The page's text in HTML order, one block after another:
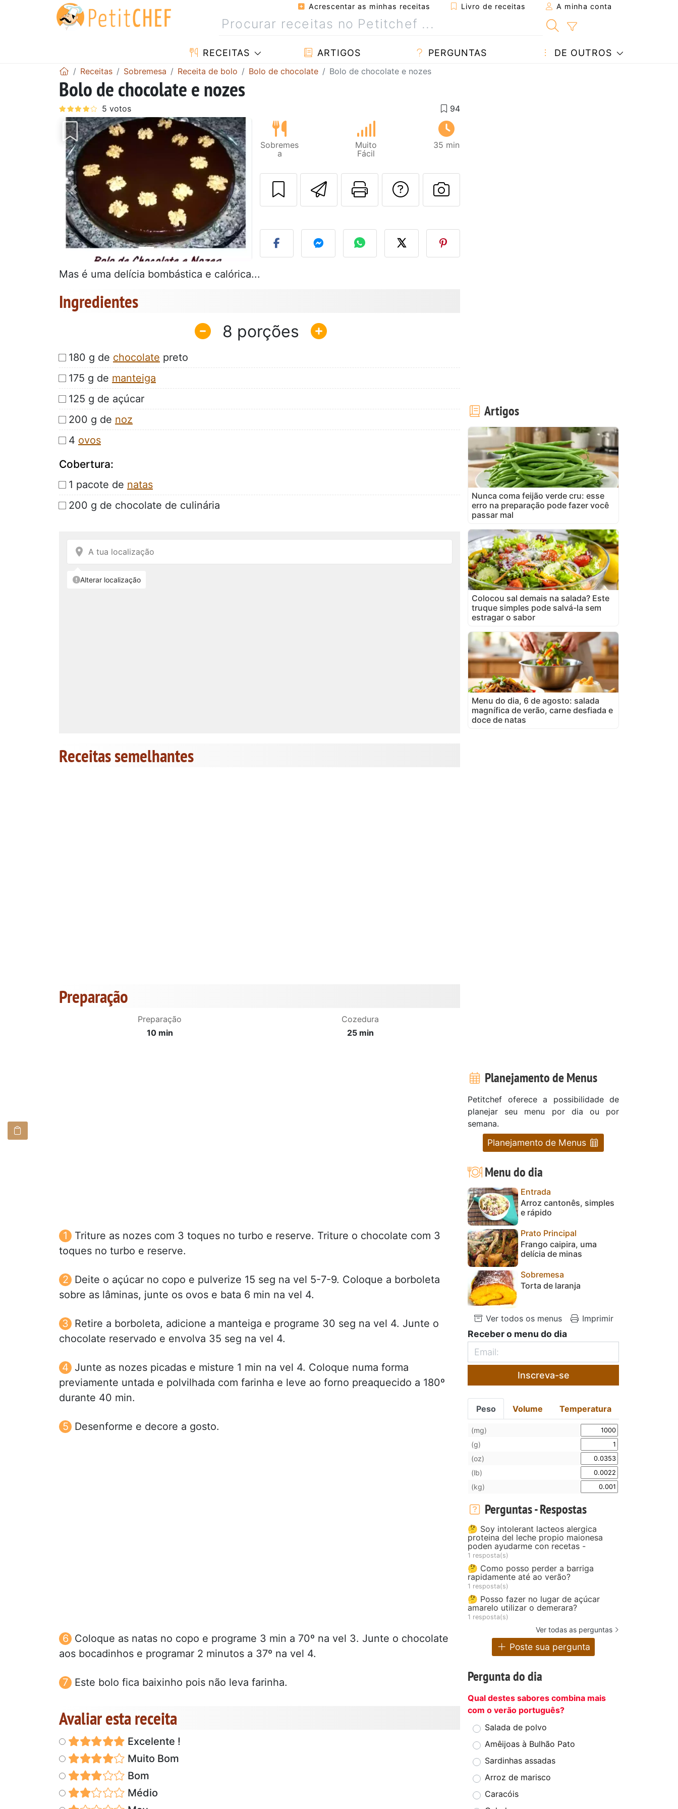
Acrescentar as minhas receitas Livro de receitas A minha conta
RECEITAS ARTIGOS PERGUNTAS DE OUTROS
Receitas Sobremesa Receita de bolo Bolo de chocolate Bolo de chocolate e nozes
Bolo de chocolate e nozes
Anterior Next
Sobremes
a
Muito
Fácil
35 min
Enviar esta receita a um amigo
Imprima esta página
Falar com o autor da receita
Fez esta receita? Compartilhe
Mas é uma delícia bombástica e calórica...
Ingredientes
8
180 g de chocolate preto
175 g de manteiga
125 g de açúcar
200 g de noz
4 ovos
Cobertura:
1 pacote de natas
200 g de chocolate de culinária
Receitas semelhantes
Preparação
Preparação
10 min
Cozedura
25 min
Triture as nozes com 3 toques no turbo e reserve. Triture o chocolate com 3
toques no turbo e reserve.
Deite o açúcar no copo e pulverize 15 seg na vel 5-7-9. Coloque a borboleta
sobre as lâminas, junte os ovos e bata 6 min na vel 4.
Retire a borboleta, adicione a manteiga e programe 30 seg na vel 4. Junte o
chocolate reservado e envolva 35 seg na vel 4.
Junte as nozes picadas e misture 1 min na vel 4. Coloque numa forma
previamente untada e polvilhada com farinha e leve ao forno preaquecido a 180º
durante 40 min.
Desenforme e decore a gosto.
Coloque as natas no copo e programe 3 min a 70º na vel 3. Junte o chocolate
aos bocadinhos e programar 2 minutos a 37º na vel 4.
Este bolo fica baixinho pois não leva farinha.
Avaliar esta receita
Excelente !
Muito Bom
Bom
Médio
Artigos
Nunca coma feijão verde cru: esse
erro na preparação pode fazer você
passar mal
Colocou sal demais na salada? Este
truque simples pode salvá-la sem
estragar o sabor
Menu do dia, 6 de agosto: salada
magnífica de verão, carne desfiada e
doce de natas
Planejamento de Menus
Petitchef oferece a possibilidade de
planejar seu menu por dia ou por
semana.
Planejamento de Menus
Menu do dia
Entrada
Arroz cantonês, simples
e rápido
Prato Principal
Frango caipira, uma
delícia de minas
Sobremesa
Torta de laranja
Ver todos os menus Imprimir
Receber o menu do dia
Inscreva-se
Peso Volume Temperatura
(mg)
(g)
(oz)
(lb)
(kg)
Perguntas - Respostas
🤔 Soy intolerant lacteos alergica
proteina del leche propio maionesa
poden ayudarme con recetas -
1 resposta(s)
🤔 Como posso perder a barriga
rapidamente até ao verão?
1 resposta(s)
🤔 Posso fazer no lugar de açúcar
amarelo utilizar o demerara?
1 resposta(s)
Ver todas as perguntas
Poste sua pergunta
Pergunta do dia
Qual destes sabores combina mais
com o verão português?
Salada de polvo
Amêijoas à Bulhão Pato
Sardinhas assadas
Arroz de marisco
Caracóis